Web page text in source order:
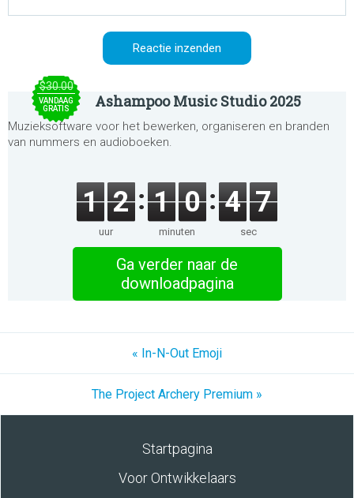
$30.00
VANDAAG
GRATIS
Ashampoo Music Studio 2025
Muzieksoftware voor het bewerken, organiseren en branden
van nummers en audioboeken.
1 2
uur
1 0
minuten
4 7
sec
Ga verder naar de
downloadpagina
« In-N-Out Emoji
The Project Archery Premium »
Startpagina
Voor Ontwikkelaars